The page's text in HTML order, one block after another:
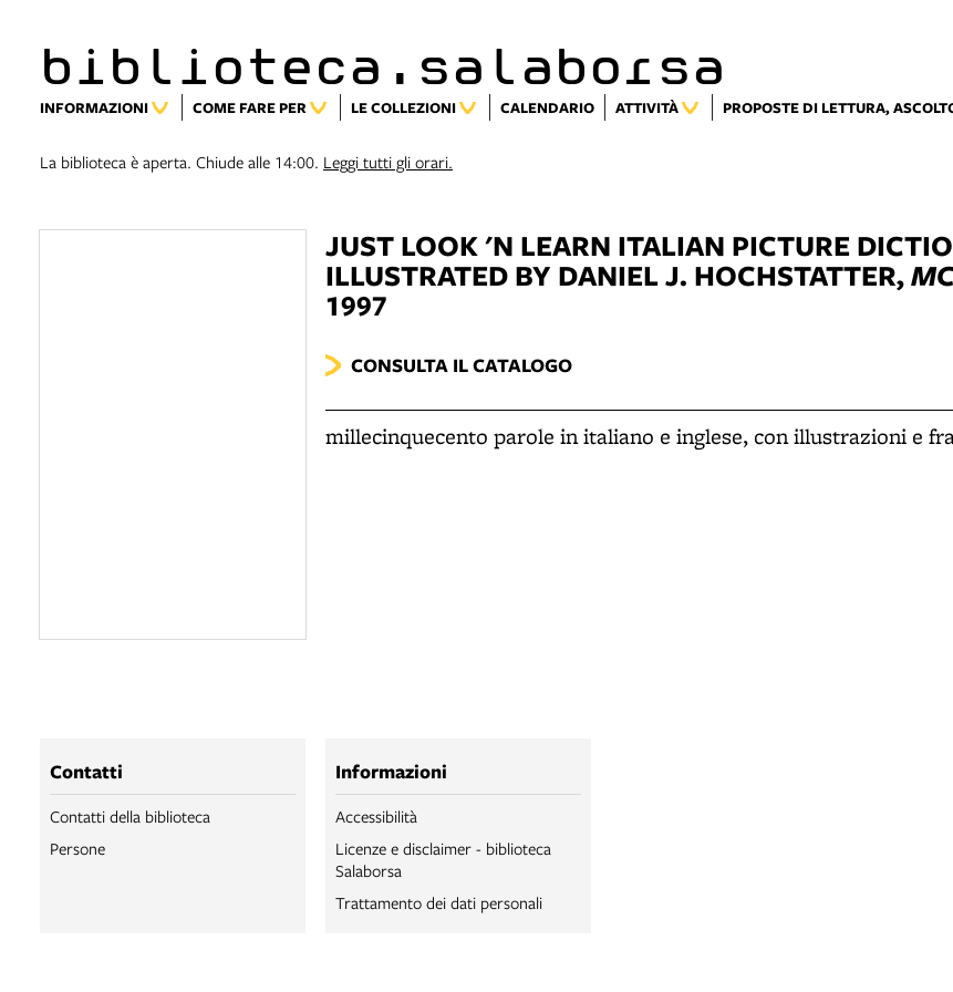
biblioteca.salaborsa
INFORMAZIONI COME FARE PER LE COLLEZIONI CALENDARIO ATTIVITÀ PROPOSTE DI LETTURA,
La biblioteca è aperta. Chiude alle 14:00. Leggi tutti gli orari.
JUST LOOK 'N LEARN ITALIAN PICTURE
ILLUSTRATED BY DANIEL J. HOCHSTATTER,
1997
CONSULTA IL CATALOGO
millecinquecento parole in italiano e inglese, con illustrazioni e
Contatti
Contatti della biblioteca
Persone
Informazioni
Accessibilità
Licenze e disclaimer - biblioteca
Salaborsa
Trattamento dei dati personali